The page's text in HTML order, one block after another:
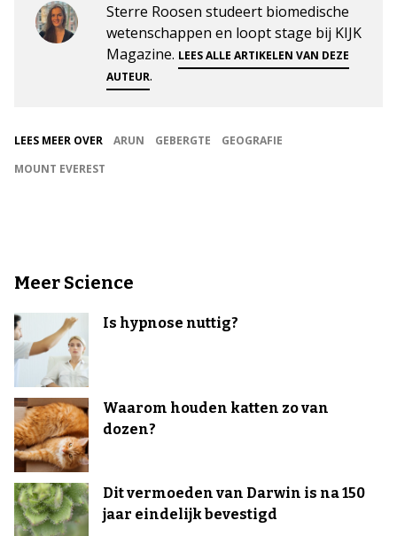
Sterre Roosen studeert biomedische
wetenschappen en loopt stage bij KIJK
Magazine. LEES ALLE ARTIKELEN VAN DEZE
AUTEUR.
LEES MEER OVER ARUN GEBERGTE
GEOGRAFIE
MOUNT EVEREST
Meer Science
Is hypnose nuttig?
Waarom houden katten zo van
dozen?
Dit vermoeden van Darwin is na 150
jaar eindelijk bevestigd